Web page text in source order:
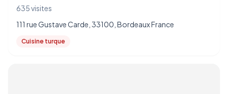
635 visites
111 rue Gustave Carde, 33100, Bordeaux France
Cuisine turque